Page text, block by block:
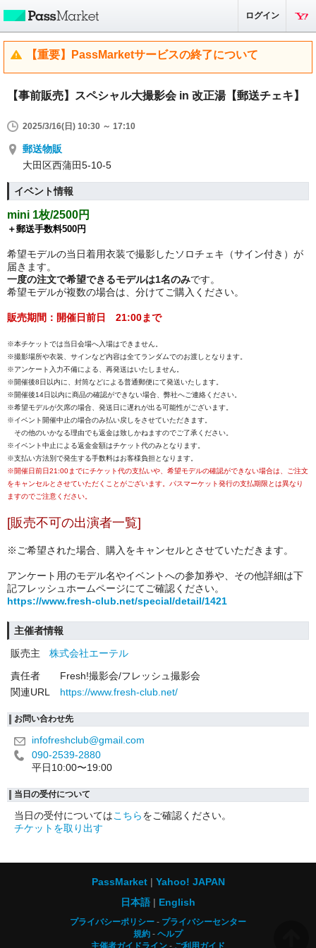
ログイン
【重要】PassMarketサービスの終了について
【事前販売】スペシャル大撮影会 in 改正湯【郵送チェキ】
2025/3/16(日) 10:30 ～ 17:10
郵送物販
大田区西蒲田5-10-5
イベント情報
mini 1枚/2500円
＋郵送手数料500円
希望モデルの当日着用衣装で撮影したソロチェキ（サイン付き）が
届きます。
一度の注文で希望できるモデルは1名のみです。
希望モデルが複数の場合は、分けてご購入ください。
販売期間：開催日前日 21:00まで
※本チケットでは当日会場へ入場はできません。
※撮影場所や衣装、サインなど内容は全てランダムでのお渡しとなります。
※アンケート入力不備による、再発送はいたしません。
※開催後8日以内に、封筒などによる普通郵便にて発送いたします。
※開催後14日以内に商品の確認ができない場合、弊社へご連絡ください。
※希望モデルが欠席の場合、発送日に遅れが出る可能性がございます。
※イベント開催中止の場合のみ払い戻しをさせていただきます。
その他のいかなる理由でも返金は致しかねますのでご了承ください。
※イベント中止による返金金額はチケット代のみとなります。
※支払い方法別で発生する手数料はお客様負担となります。
※開催日前日21:00までにチケット代の支払いや、希望モデルの確認ができない場合は、ご注文
をキャンセルとさせていただくことがございます。パスマーケット発行の支払期限とは異なり
ますのでご注意ください。
[販売不可の出演者一覧]
※ご希望された場合、 購入をキャンセルとさせていただきます。
アンケート用のモデル名やイベントへの参加券や、その他詳細は下
記フレッシュホームページにてご確認ください。
https://www.fresh-club.net/special/detail/1421
主催者情報
販売主
株式会社エーテル
責任者
Fresh!撮影会/フレッシュ撮影会
関連URL
https://www.fresh-club.net/
お問い合わせ先
infofreshclub@gmail.com
090-2539-2880
平日10:00〜19:00
当日の受付について
当日の受付についてはこちらをご確認ください。
チケットを取り出す
PassMarket
Yahoo! JAPAN
日本語
English
プライバシーポリシー
プライバシーセンター
規約
ヘルプ
主催者ガイドライン
ご利用ガイド